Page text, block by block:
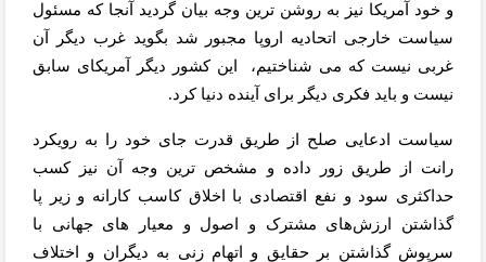
و خود آمریکا نیز به روشن ترین وجه بیان گردید آنجا که مسئول
سیاست خارجی اتحادیه اروپا مجبور شد بگوید غرب دیگر آن
غربی نیست که می شناختیم،
این کشور دیگر آمریکای سابق
نیست و باید فکری دیگر برای آینده دنیا کرد.
سیاست ادعایی صلح از طریق قدرت جای خود را به رویکرد
رانت از طریق زور داده و مشخص ترین وجه آن نیز کسب
حداکثری سود و نفع اقتصادی با اخلاق کاسب کارانه و زیر پا
گذاشتن ارزش‌های مشترک و اصول و معیار های جهانی با
سرپوش گذاشتن بر حقایق و اتهام زنی به دیگران و اختلاف